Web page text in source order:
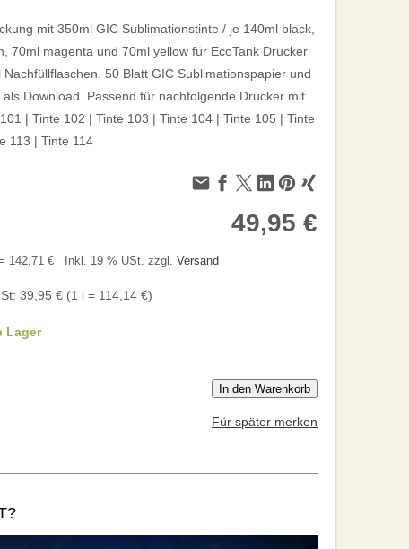
mit 350ml GIC Sublimationstinte / je 140ml black,
70ml magenta und 70ml yellow für EcoTank Drucker
Nachfüllflaschen. 50 Blatt GIC Sublimationspapier und
als Download. Passend für nachfolgende Drucker mit
| Tinte 102 | Tinte 103 | Tinte 104 | Tinte 105 | Tinte
113 | Tinte 114
49,95 €
142,71 € Inkl. 19 % USt. zzgl. Versand
39,95 € (1 l = 114,14 €)
Lager
In den Warenkorb
Für später merken